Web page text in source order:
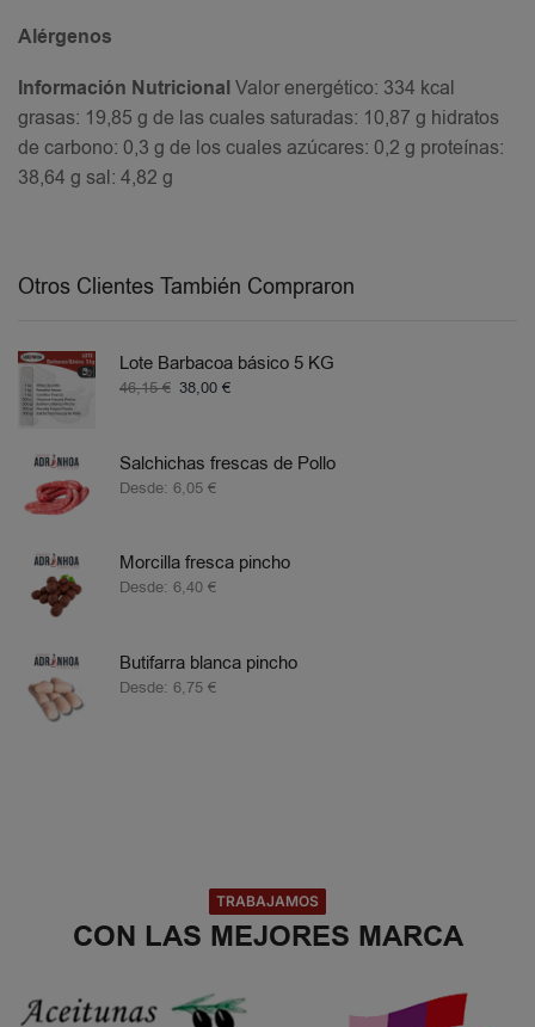
Alérgenos
Información NutricionalValor energético: 334 kcal
grasas: 19,85 g de las cuales saturadas: 10,87 g hidratos
de carbono: 0,3 g de los cuales azúcares: 0,2 g proteínas:
38,64 g sal: 4,82 g
Otros Clientes También Compraron
Lote Barbacoa básico 5 KG
46,15€ 38,00 €
Salchichas frescas de Pollo
Desde: 6,05 €
Morcilla fresca pincho
Desde: 6,40 €
Butifarra blanca pincho
Desde: 6,75 €
TRABAJAMOS
CON LAS MEJORES MARCA